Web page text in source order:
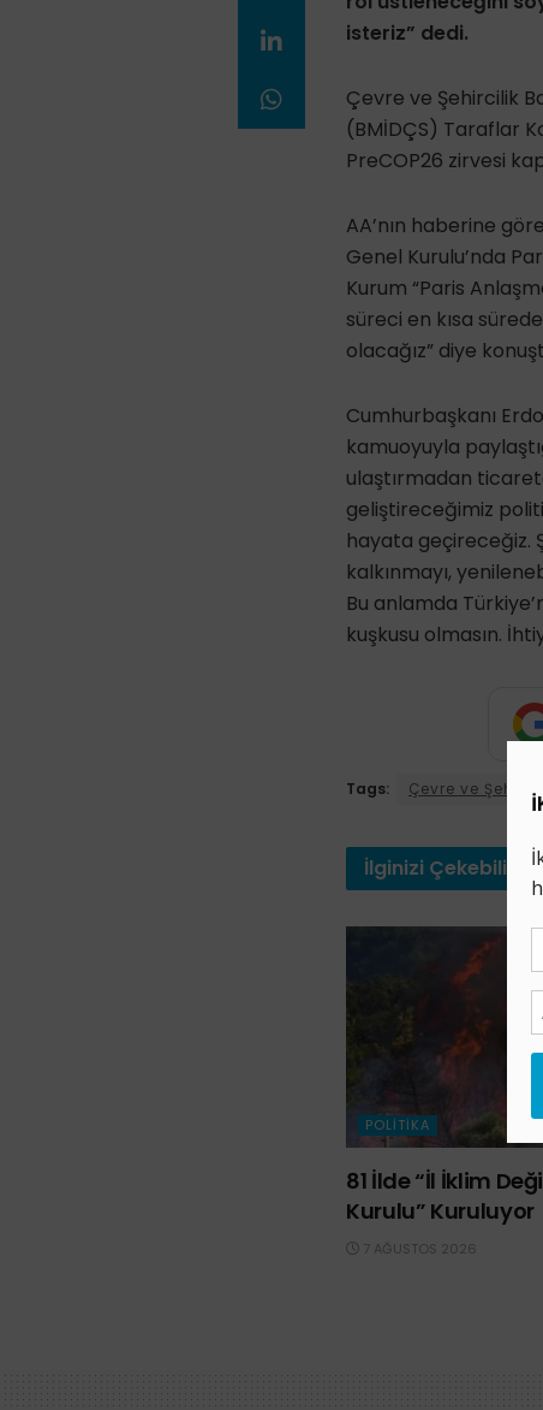
isteriz” dedi.
Çevre ve Şehircilik
(BMİDÇS) Taraflar
PreCOP26 zirvesi
AA’nın haberine
Genel Kurulu’nda
Kurum “Paris
süreci en kısa
olacağız” diye
Cumhurbaşkanı
kamuoyuyla
ulaştırmadan
geliştireceğimiz
hayata geçireceğiz.
kalkınmayı,
Bu anlamda
kuşkusu olmasın.
Tags: Çevre ve
İlginizi Çekebilir
POLITIKA
81 İlde “İl İklim
Kurulu” Kuruluyor
7 AĞUSTOS 2026